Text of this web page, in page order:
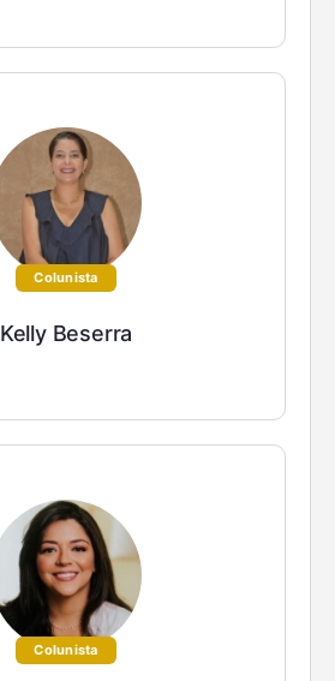
Colunista
Kelly Beserra
Colunista